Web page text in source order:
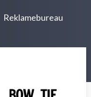
Reklamebureau